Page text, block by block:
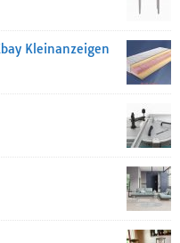
Kleinanzeigen